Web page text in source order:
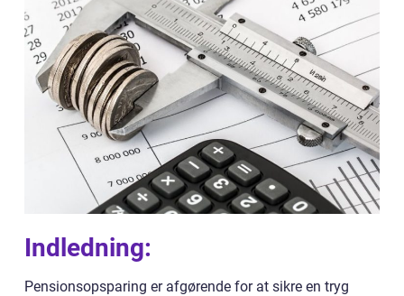
Indledning:
Pensionsopsparing er afgørende for at sikre en tryg